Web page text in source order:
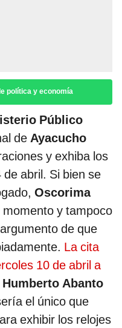
política y economía
Público
de Ayacucho
y exhiba los
abril. Si bien se
Oscorima
y tampoco
de que
La cita
10 de abril a
Humberto Abanto
el único que
exhibir los relojes